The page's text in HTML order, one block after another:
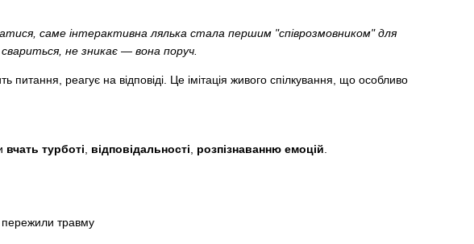
саме інтерактивна лялька стала першим "співрозмовником" для
не зникає — вона поруч.
реагує на відповіді. Це імітація живого спілкування, що особливо
вчать турботі відповідальності розпізнаванню емоцій
пережили травму